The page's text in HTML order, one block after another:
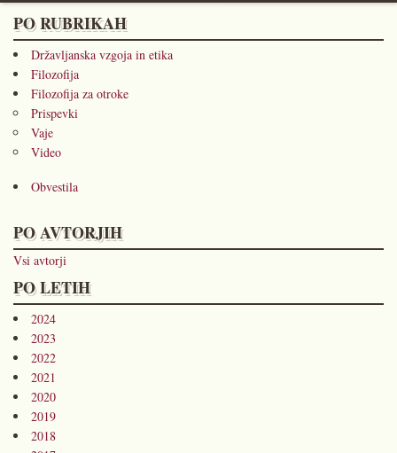
PO RUBRIKAH
Državljanska vzgoja in etika
Filozofija
Filozofija za otroke
Prispevki
Vaje
Video
Obvestila
PO AVTORJIH
Vsi avtorji
PO LETIH
2024
2023
2022
2021
2020
2019
2018